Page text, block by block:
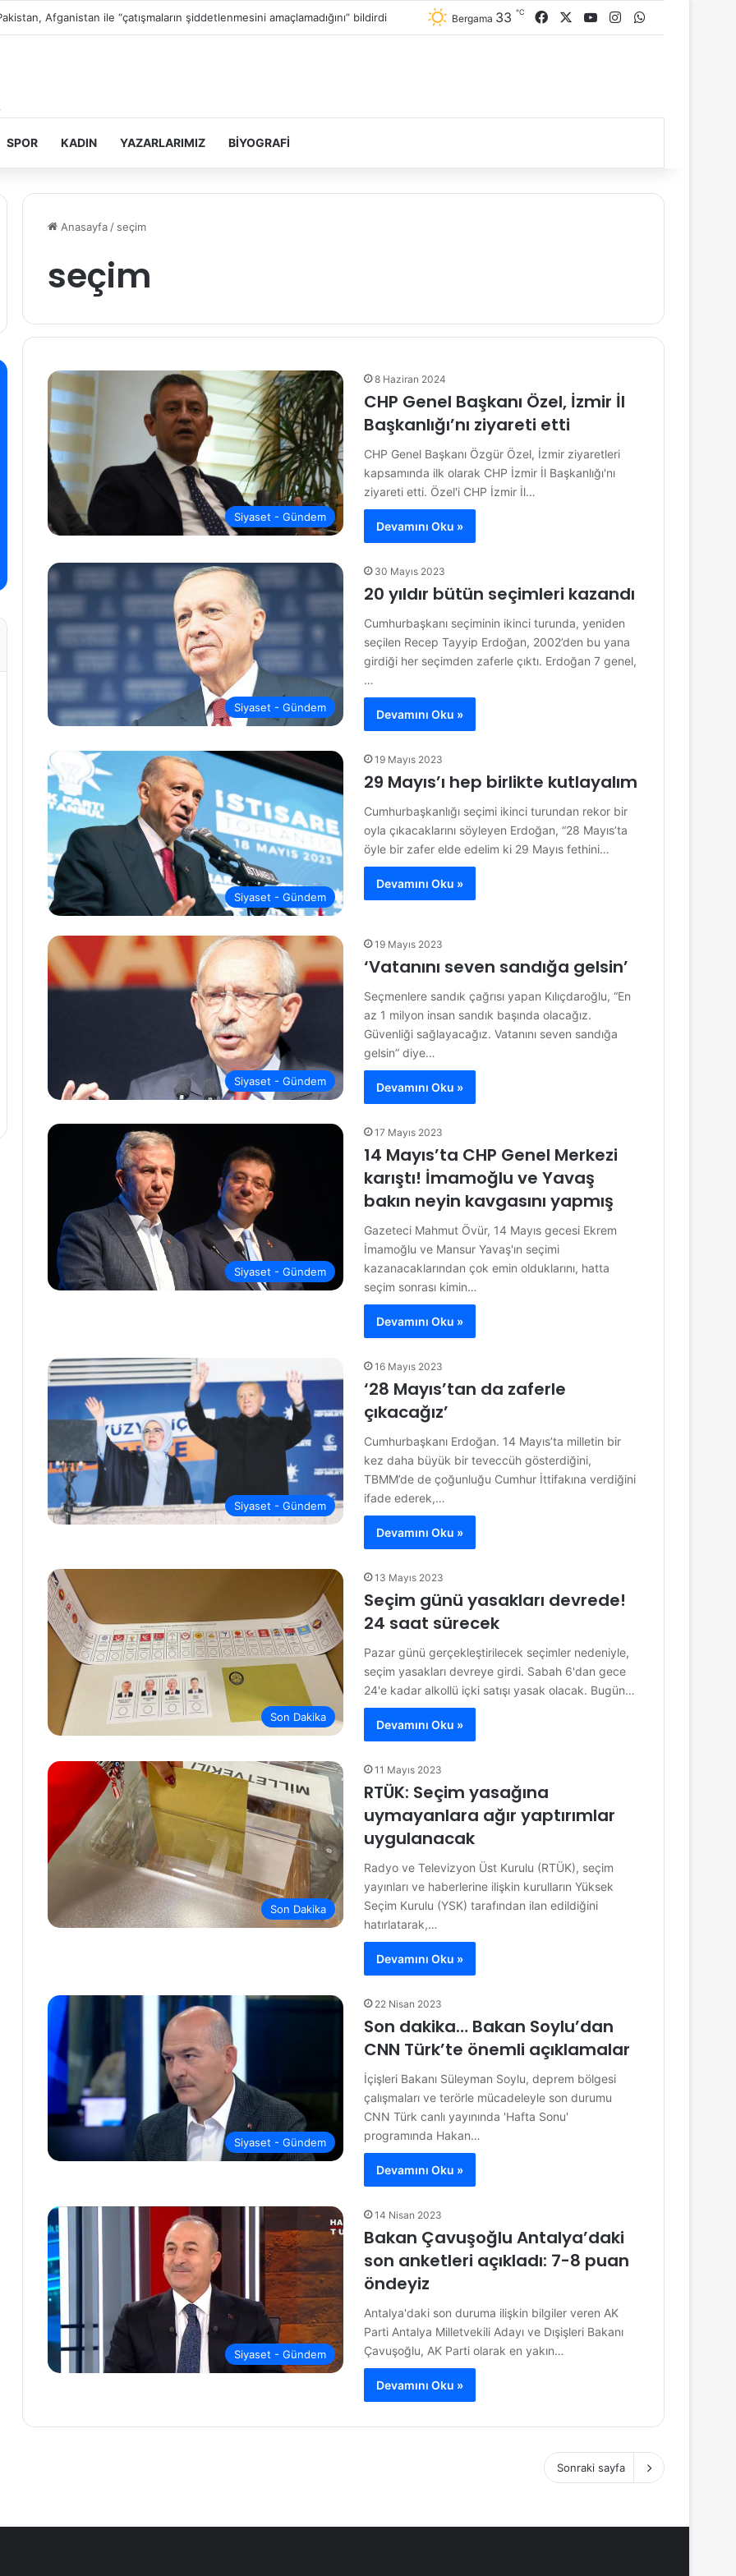
topraklarını gasbeden İsrailliler, Batı Şeria’da 3 kasabaya saldırdı Bergama 33 ℃ Facebook YouTubeInstagram
SPOR KADIN YAZARLARIMIZ BIYOGRAFI
Anasayfa / seçim
seçim
Siyaset - Gündem
8 Haziran 2024
CHP Genel Başkanı Özel, İzmir İl
Başkanlığı’nı ziyareti etti
CHP Genel Başkanı Özgür Özel, İzmir ziyaretleri
kapsamında ilk olarak CHP İzmir İl Başkanlığı'nı
ziyareti etti. Özel'i CHP İzmir İl…
Devamını Oku »
Siyaset - Gündem
30 Mayıs 2023
20 yıldır bütün seçimleri kazandı
Cumhurbaşkanı seçiminin ikinci turunda, yeniden
seçilen Recep Tayyip Erdoğan, 2002’den bu yana
girdiği her seçimden zaferle çıktı. Erdoğan 7 genel,
…
Devamını Oku »
Siyaset - Gündem
19 Mayıs 2023
29 Mayıs’ı hep birlikte kutlayalım
Cumhurbaşkanlığı seçimi ikinci turundan rekor bir
oyla çıkacaklarını söyleyen Erdoğan, “28 Mayıs’ta
öyle bir zafer elde edelim ki 29 Mayıs fethini…
Devamını Oku »
Siyaset - Gündem
19 Mayıs 2023
‘Vatanını seven sandığa gelsin’
Seçmenlere sandık çağrısı yapan Kılıçdaroğlu, “En
az 1 milyon insan sandık başında olacağız.
Güvenliği sağlayacağız. Vatanını seven sandığa
gelsin” diye…
Devamını Oku »
Siyaset - Gündem
17 Mayıs 2023
14 Mayıs’ta CHP Genel Merkezi
karıştı! İmamoğlu ve Yavaş
bakın neyin kavgasını yapmış
Gazeteci Mahmut Övür, 14 Mayıs gecesi Ekrem
İmamoğlu ve Mansur Yavaş'ın seçimi
kazanacaklarından çok emin olduklarını, hatta
seçim sonrası kimin…
Devamını Oku »
Siyaset - Gündem
16 Mayıs 2023
‘28 Mayıs’tan da zaferle
çıkacağız’
Cumhurbaşkanı Erdoğan. 14 Mayıs’ta milletin bir
kez daha büyük bir teveccüh gösterdiğini,
TBMM’de de çoğunluğu Cumhur İttifakına verdiğini
ifade ederek,…
Devamını Oku »
Son Dakika
13 Mayıs 2023
Seçim günü yasakları devrede!
24 saat sürecek
Pazar günü gerçekleştirilecek seçimler nedeniyle,
seçim yasakları devreye girdi. Sabah 6'dan gece
24'e kadar alkollü içki satışı yasak olacak. Bugün…
Devamını Oku »
Son Dakika
11 Mayıs 2023
RTÜK: Seçim yasağına
uymayanlara ağır yaptırımlar
uygulanacak
Radyo ve Televizyon Üst Kurulu (RTÜK), seçim
yayınları ve haberlerine ilişkin kurulların Yüksek
Seçim Kurulu (YSK) tarafından ilan edildiğini
hatırlatarak,…
Devamını Oku »
Siyaset - Gündem
22 Nisan 2023
Son dakika… Bakan Soylu’dan
CNN Türk’te önemli açıklamalar
İçişleri Bakanı Süleyman Soylu, deprem bölgesi
çalışmaları ve terörle mücadeleyle son durumu
CNN Türk canlı yayınında 'Hafta Sonu'
programında Hakan…
Devamını Oku »
Siyaset - Gündem
14 Nisan 2023
Bakan Çavuşoğlu Antalya’daki
son anketleri açıkladı: 7-8 puan
öndeyiz
Antalya'daki son duruma ilişkin bilgiler veren AK
Parti Antalya Milletvekili Adayı ve Dışişleri Bakanı
Çavuşoğlu, AK Parti olarak en yakın…
Devamını Oku »
Sonraki sayfa